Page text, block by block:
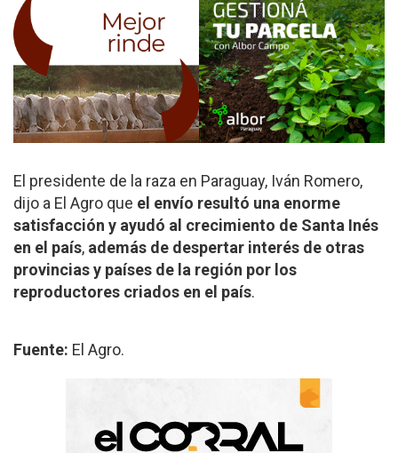
El presidente de la raza en Paraguay, Iván Romero,
dijo a El Agro que el envío resultó una enorme
satisfacción y ayudó al crecimiento de Santa Inés
en el país, además de despertar interés de otras
provincias y países de la región por los
reproductores criados en el país.
Fuente: El Agro.